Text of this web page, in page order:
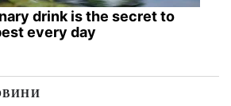
drink is the secret to
every day